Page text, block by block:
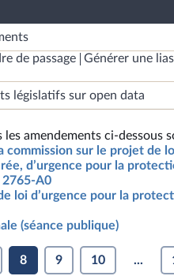
de passage
Générer une
législatifs sur open data
les amendements ci-dessous
commission sur le projet de
d’urgence pour la
2765-A0
loi d’urgence pour la
(séance publique)
8 9 10 ...